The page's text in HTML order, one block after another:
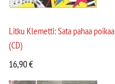
Litku Klemetti: Sata pahaa poikaa
(CD)
16,90€